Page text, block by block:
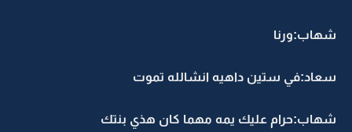
شهاب:ورنا
سعاد:في ستين داهيه انشالله تموت
شهاب:حرام عليك يمه مهما كان هذي بنتك